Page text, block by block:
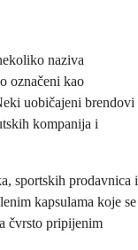
naziva
označeni kao
uobičajeni brendovi
kompanija i
sportskih prodavnica i
kapsulama koje se
čvrsto pripijenim